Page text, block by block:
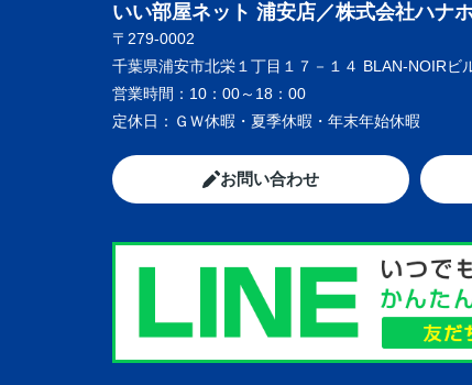
いい部屋ネット 浦安店／株式会社ハナ
〒279-0002
千葉県浦安市北栄１丁目１７－１４ BLAN-NOIRビ
営業時間： 10：00～18：00
定休日： ＧＷ休暇・夏季休暇・年末年始休暇
お問い合わせ